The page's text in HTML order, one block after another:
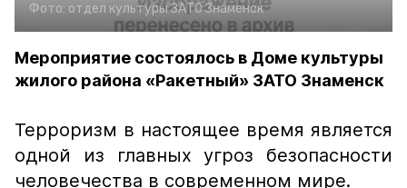
Фото: отдел культуры ЗАТО Знаменск
Мероприятие состоялось в Доме культуры
жилого района «Ракетный» ЗАТО Знаменск
Терроризм в настоящее время является
одной из главных угроз безопасности
человечества в современном мире.